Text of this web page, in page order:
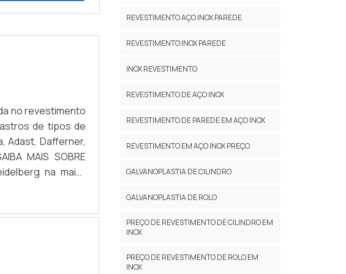
no revestimento
de tipos de
Adast, Dafferner,
MAIS SOBRE
na maior
acordo com a
são: Dureza
-30°C e máximas
perante
resistência
REVESTIMENTO AÇO INOX PAREDE
REVESTIMENTO INOX PAREDE
INOX REVESTIMENTO
REVESTIMENTO DE AÇO INOX
REVESTIMENTO DE PAREDE EM AÇO INOX
REVESTIMENTO EM AÇO INOX PREÇO
GALVANOPLASTIA DE CILINDRO
GALVANOPLASTIA DE ROLO
PREÇO DE REVESTIMENTO DE CILINDRO EM
INOX
PREÇO DE REVESTIMENTO DE ROLO EM
INOX